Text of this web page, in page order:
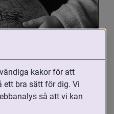
med
kakor för att
ett bra sätt för dig. Vi
så att vi kan